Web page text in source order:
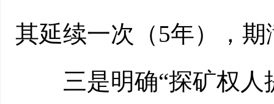
其延续一次（5年），
三是明确“探矿权人